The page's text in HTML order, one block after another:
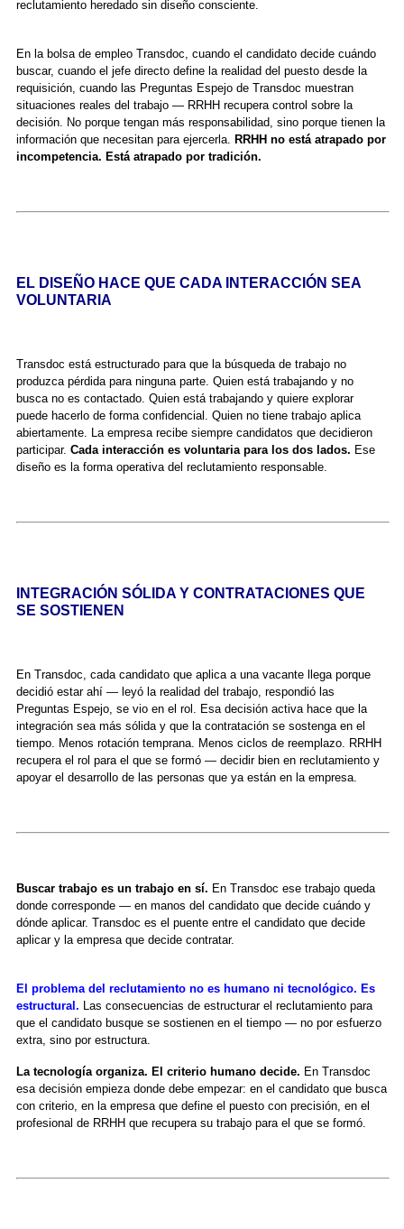
reclutamiento heredado sin diseño consciente.
En la bolsa de empleo Transdoc, cuando el candidato decide cuándo
buscar, cuando el jefe directo define la realidad del puesto desde la
requisición, cuando las Preguntas Espejo de Transdoc muestran
situaciones reales del trabajo — RRHH recupera control sobre la
decisión. No porque tengan más responsabilidad, sino porque tienen la
información que necesitan para ejercerla. RRHH no está atrapado por
incompetencia. Está atrapado por tradición.
EL DISEÑO HACE QUE CADA INTERACCIÓN SEA
VOLUNTARIA
Transdoc está estructurado para que la búsqueda de trabajo no
produzca pérdida para ninguna parte. Quien está trabajando y no
busca no es contactado. Quien está trabajando y quiere explorar
puede hacerlo de forma confidencial. Quien no tiene trabajo aplica
abiertamente. La empresa recibe siempre candidatos que decidieron
participar. Cada interacción es voluntaria para los dos lados. Ese
diseño es la forma operativa del reclutamiento responsable.
INTEGRACIÓN SÓLIDA Y CONTRATACIONES QUE
SE SOSTIENEN
En Transdoc, cada candidato que aplica a una vacante llega porque
decidió estar ahí — leyó la realidad del trabajo, respondió las
Preguntas Espejo, se vio en el rol. Esa decisión activa hace que la
integración sea más sólida y que la contratación se sostenga en el
tiempo. Menos rotación temprana. Menos ciclos de reemplazo. RRHH
recupera el rol para el que se formó — decidir bien en reclutamiento y
apoyar el desarrollo de las personas que ya están en la empresa.
Buscar trabajo es un trabajo en sí. En Transdoc ese trabajo queda
donde corresponde — en manos del candidato que decide cuándo y
dónde aplicar. Transdoc es el puente entre el candidato que decide
aplicar y la empresa que decide contratar.
El problema del reclutamiento no es humano ni tecnológico. Es
estructural. Las consecuencias de estructurar el reclutamiento para
que el candidato busque se sostienen en el tiempo — no por esfuerzo
extra, sino por estructura.
La tecnología organiza. El criterio humano decide. En Transdoc
esa decisión empieza donde debe empezar: en el candidato que busca
con criterio, en la empresa que define el puesto con precisión, en el
profesional de RRHH que recupera su trabajo para el que se formó.